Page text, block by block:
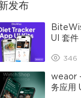
发布
UI 套件
346
weaor
务应用